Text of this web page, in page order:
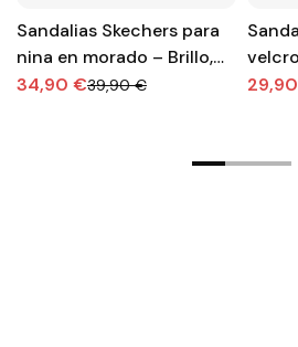
Sandalias Skechers para
nina en morado – Brillo,
Comodidad y Diversión
34,90 €39,90 €